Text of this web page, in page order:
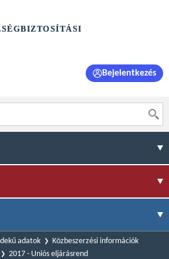
Bejelentkezés
adatok
Közbeszerzési információk
2017 - Uniós eljárásrend